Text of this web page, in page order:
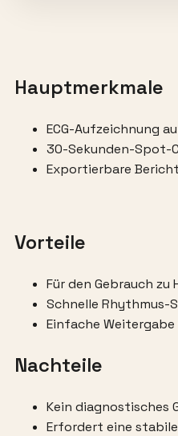
Hauptmerkmale
ECG-Aufzeichnung
30-Sekunden-Spot-
Exportierbare
Vorteile
Für den Gebrauch zu
Schnelle Rhythmus-
Einfache
Nachteile
Kein diagnostisches
Erfordert eine